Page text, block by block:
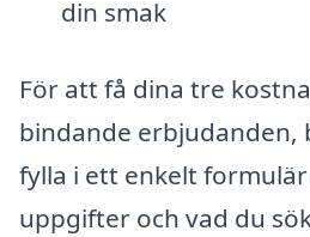
din smak
För att få dina tre
bindande erbjudanden,
fylla i ett enkelt
uppgifter och vad du